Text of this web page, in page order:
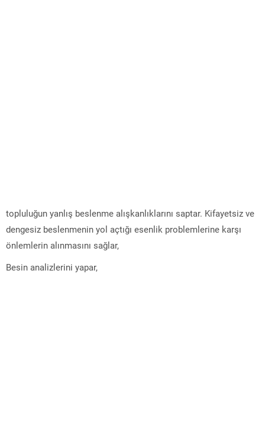
topluluğun yanlış beslenme alışkanlıklarını saptar. Kifayetsiz ve
dengesiz beslenmenin yol açtığı esenlik problemlerine karşı
önlemlerin alınmasını sağlar,
Besin analizlerini yapar,